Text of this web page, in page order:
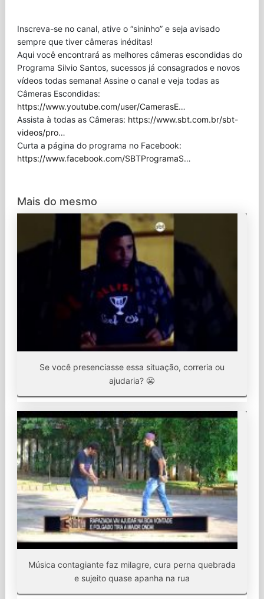
Inscreva-se no canal, ative o “sininho” e seja avisado
sempre que tiver câmeras inéditas!
Aqui você encontrará as melhores câmeras escondidas do
Programa Silvio Santos, sucessos já consagrados e novos
vídeos todas semana! Assine o canal e veja todas as
Câmeras Escondidas:
https://www.youtube.com/user/CamerasE…
Assista à todas as Câmeras: https://www.sbt.com.br/sbt-
videos/pro…
Curta a página do programa no Facebook:
https://www.facebook.com/SBTProgramaS…
Mais do mesmo
Se você presenciasse essa situação, correria ou
ajudaria? 😬
Música contagiante faz milagre, cura perna quebrada
e sujeito quase apanha na rua